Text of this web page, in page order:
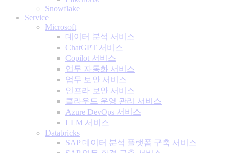
Snowflake
Service
Microsoft
데이터 분석 서비스
ChatGPT 서비스
Copilot 서비스
업무 자동화 서비스
업무 보안 서비스
인프라 보안 서비스
클라우드 운영 관리 서비스
Azure DevOps 서비스
LLM 서비스
Databricks
SAP 데이터 분석 플랫폼 구축 서비스